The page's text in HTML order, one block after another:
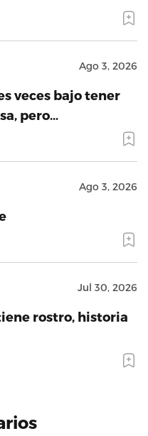
Ago 3, 2026
veces bajo tener
pero…
Ago 3, 2026
Jul 30, 2026
rostro, historia